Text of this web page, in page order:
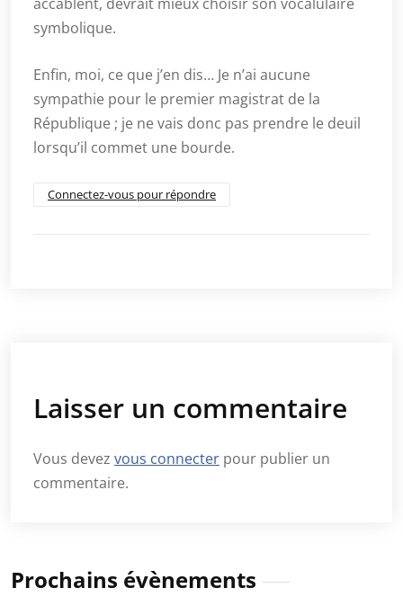
symbolique.
Enfin, moi, ce que j’en dis… Je n’ai aucune
sympathie pour le premier magistrat de la
République ; je ne vais donc pas prendre le deuil
lorsqu’il commet une bourde.
Connectez-vous pour répondre
Laisser un commentaire
Vous devez vous connecter pour publier un
commentaire.
Prochains évènements